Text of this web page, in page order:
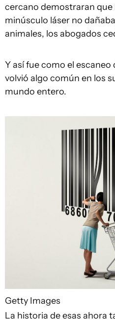
cercano demostraran que
minúsculo láser no
animales, los abogados
Y así fue como el
volvió algo común en los
mundo entero.
Getty Images
La historia de esas ahora